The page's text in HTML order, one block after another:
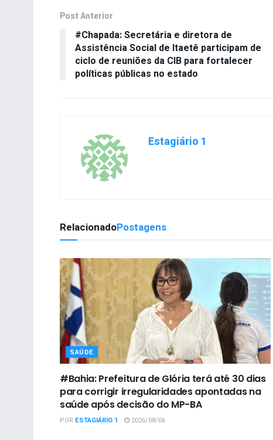
Post Anterior
#Chapada: Secretária e diretora de
Assistência Social de Itaetê participam de
ciclo de reuniões da CIB para fortalecer
políticas públicas no estado
Estagiário 1
RelacionadoPostagens
SAÚDE
#Bahia: Prefeitura de Glória terá até 30 dias
para corrigir irregularidades apontadas na
saúde após decisão do MP-BA
POR ESTAGIÁRIO 1 2026/08/06